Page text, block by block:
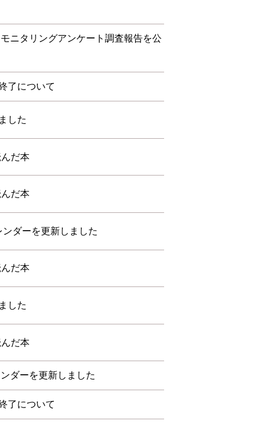
ニタリングアンケート調査報告を公
了について
した
だ本
だ本
ダーを更新しました
だ本
した
だ本
ダーを更新しました
了について